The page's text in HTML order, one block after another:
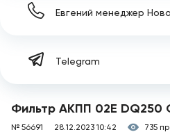
Фильтр АКПП 02E DQ250
№ 56691 28.12.2023 10:42 735
Telegram
Евгений менеджер